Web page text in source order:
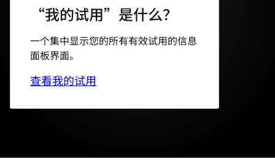
“我的试用”是什么？
一个集中显示您的所有有效试用的信息
面板界面。
查看我的试用